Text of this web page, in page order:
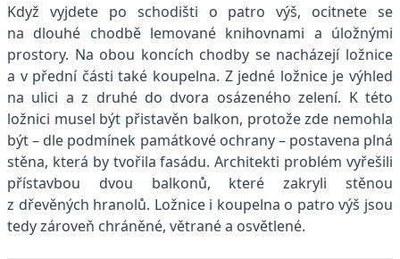
Když vyjdete po schodišti o patro výš, ocitnete se
na dlouhé chodbě lemované knihovnami a úložnými
prostory. Na obou koncích chodby se nacházejí ložnice
a v přední části také koupelna. Z jedné ložnice je výhled
na ulici a z druhé do dvora osázeného zelení. K této
ložnici musel být přistavěn balkon, protože zde nemohla
být – dle podmínek památkové ochrany – postavena plná
stěna, která by tvořila fasádu. Architekti problém vyřešili
přístavbou dvou balkonů, které zakryli stěnou
z dřevěných hranolů. Ložnice i koupelna o patro výš jsou
tedy zároveň chráněné, větrané a osvětlené.